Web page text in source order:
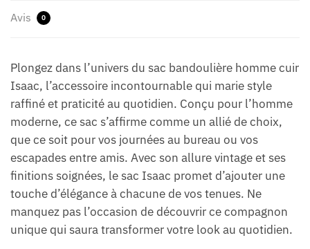
Avis 0
Plongez dans l’univers du sac bandoulière homme cuir
Isaac, l’accessoire incontournable qui marie style
raffiné et praticité au quotidien. Conçu pour l’homme
moderne, ce sac s’affirme comme un allié de choix,
que ce soit pour vos journées au bureau ou vos
escapades entre amis. Avec son allure vintage et ses
finitions soignées, le sac Isaac promet d’ajouter une
touche d’élégance à chacune de vos tenues. Ne
manquez pas l’occasion de découvrir ce compagnon
unique qui saura transformer votre look au quotidien.